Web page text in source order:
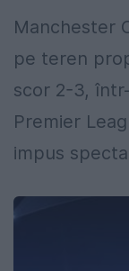
Manchester
pe teren
scor 2-3,
Premier
impus